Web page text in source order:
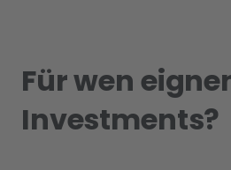
Für wen
Investments?